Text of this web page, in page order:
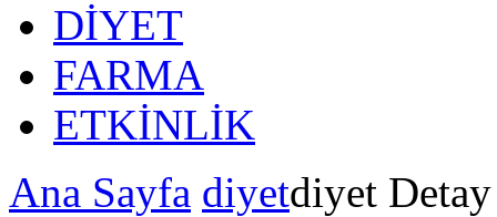
DİYET
FARMA
ETKİNLİK
Ana Sayfa diyetdiyet Detay